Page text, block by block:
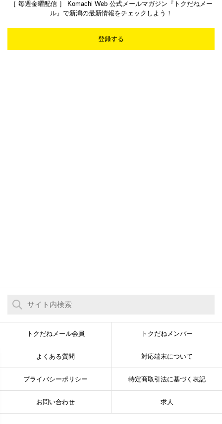
［ 毎週金曜配信 ］ Komachi Web 公式メールマガジン『トクだねメー
ル』で新潟の最新情報をチェックしよう！
登録する
トクだねメール会員 トクだねメンバー
よくある質問 対応端末について
プライバシーポリシー 特定商取引法に基づく表記
お問い合わせ 求人